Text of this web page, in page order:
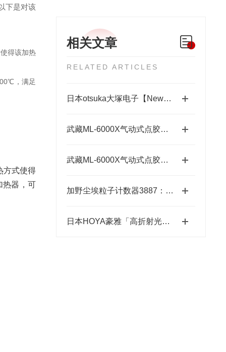
相关文章
RELATED ARTICLES
日本otsuka大塚电子【New】RETS-100nx相位差测量装置
武藏ML-6000X气动式点胶机维护体系：从预防性保养到智能运维
武藏ML-6000X气动式点胶机在工业中的应用前景
加野尘埃粒子计数器3887：洁净环境监测的“眼睛”
日本HOYA豪雅「高折射光学引擎」—2.0超高清折射率-总代理藤田光学
下是对该
得该加热
，满足
方式使得
热器，可